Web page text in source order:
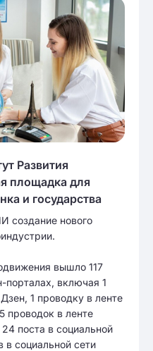
Развития
площадка для
и государства
создание нового
вышло 117
включая 1
1 проводку в ленте
проводок в ленте
поста в социальной
в социальной сети